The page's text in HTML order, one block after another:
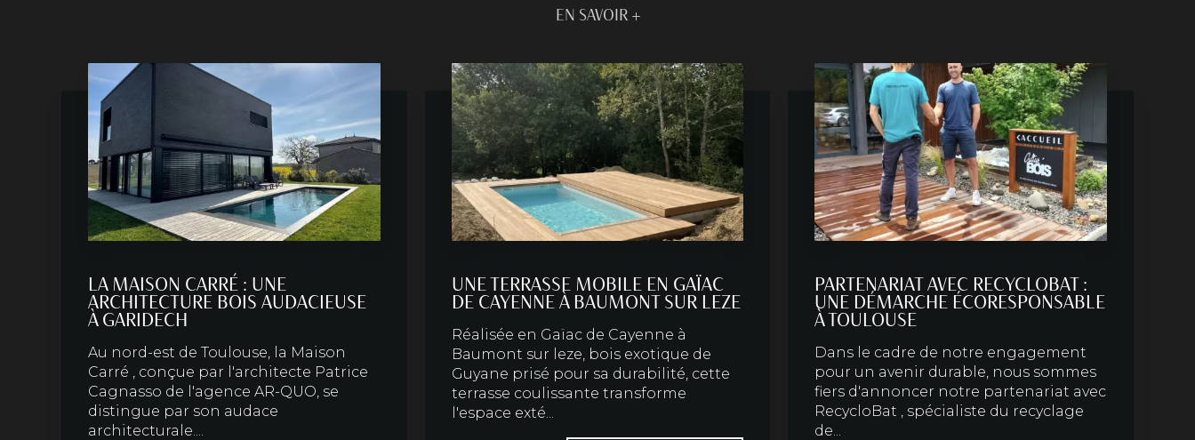
EN SAVOIR +
LA MAISON CARRÉ : UNE
ARCHITECTURE BOIS AUDACIEUSE
À GARIDECH
Au nord-est de Toulouse, la Maison
Carré , conçue par l'architecte Patrice
Cagnasso de l'agence AR-QUO, se
distingue par son audace
architecturale....
UNE TERRASSE MOBILE EN GAÏAC
DE CAYENNE À BAUMONT SUR LEZE
Réalisée en Gaïac de Cayenne à
Baumont sur leze, bois exotique de
Guyane prisé pour sa durabilité, cette
terrasse coulissante transforme
l'espace exté...
PARTENARIAT AVEC RECYCLOBAT :
UNE DÉMARCHE ÉCORESPONSABLE
À TOULOUSE
Dans le cadre de notre engagement
pour un avenir durable, nous sommes
fiers d'annoncer notre partenariat avec
RecycloBat , spécialiste du recyclage
de...